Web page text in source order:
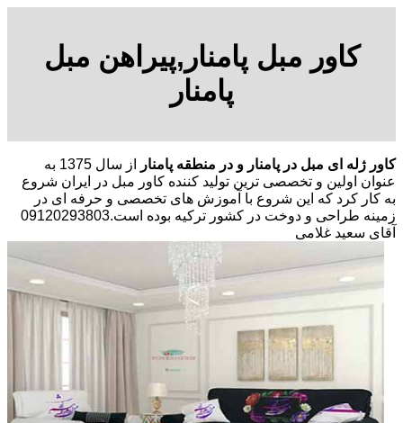
کاور مبل پامنار,پیراهن مبل
پامنار
کاور ژله ای مبل در پامنار و در منطقه پامنار
از سال 1375 به
عنوان اولین و تخصصی ترین تولید کننده کاور مبل در ایران شروع
به کار کرد که این شروع با آموزش های تخصصی و حرفه ای در
زمینه طراحی و دوخت در کشور ترکیه بوده است.09120293803
آقای سعید غلامی